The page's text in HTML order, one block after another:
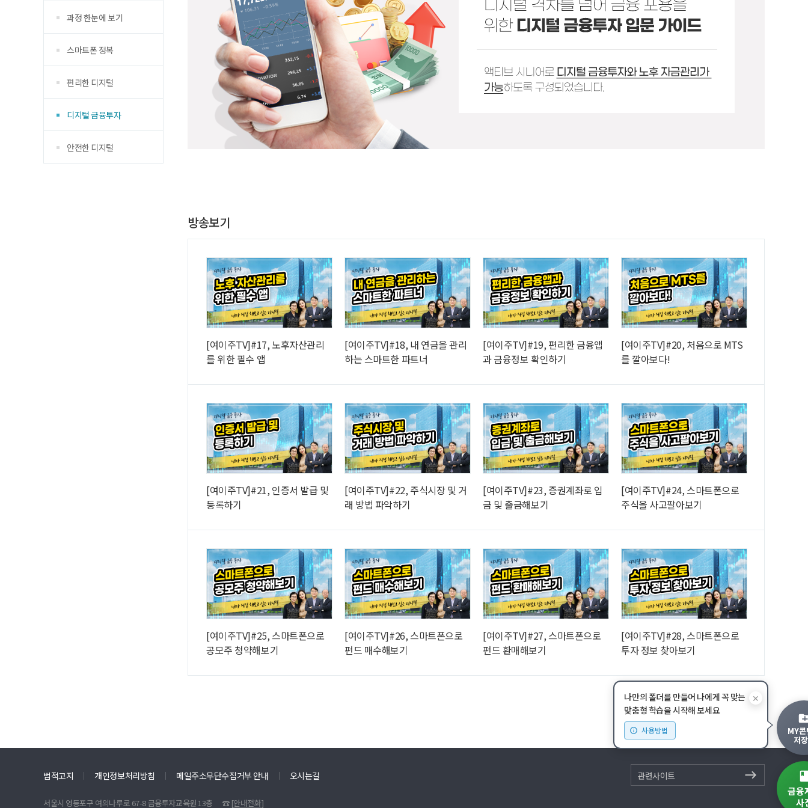
과정 한눈에 보기
스마트폰 정복
편리한 디지털
디지털 금융투자
안전한 디지털
방송보기
[여이주TV]#17, 노후자산관리
를 위한 필수 앱
[여이주TV]#18, 내 연금을 관리
하는 스마트한 파트너
[여이주TV]#19, 편리한 금융앱
과 금융정보 확인하기
[여이주TV]#20, 처음으로 MTS
를 깔아보다!
[여이주TV]#21, 인증서 발급 및
등록하기
[여이주TV]#22, 주식시장 및 거
래 방법 파악하기
[여이주TV]#23, 증권계좌로 입
금 및 출금해보기
[여이주TV]#24, 스마트폰으로
주식을 사고팔아보기
[여이주TV]#25, 스마트폰으로
공모주 청약해보기
[여이주TV]#26, 스마트폰으로
펀드 매수해보기
[여이주TV]#27, 스마트폰으로
펀드 환매해보기
[여이주TV]#28, 스마트폰으로
투자 정보 찾아보기
나만의 폴더를 만들어 나에게 꼭 맞는
맞춤형 학습을 시작해 보세요
사용방법
✕
MY
저
금융
사
법적고지 개인정보처리방침 메일주소무단수집거부 안내 오시는길
서울시 영등포구 여의나루로 67-8 금융투자교육원 13층 ☎ [안내전화]
관련사이트